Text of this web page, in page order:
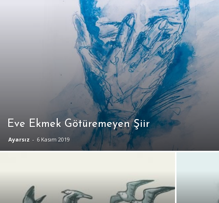
Eve Ekmek Götüremeyen Şiir
Ayarsız - 6 Kasım 2019